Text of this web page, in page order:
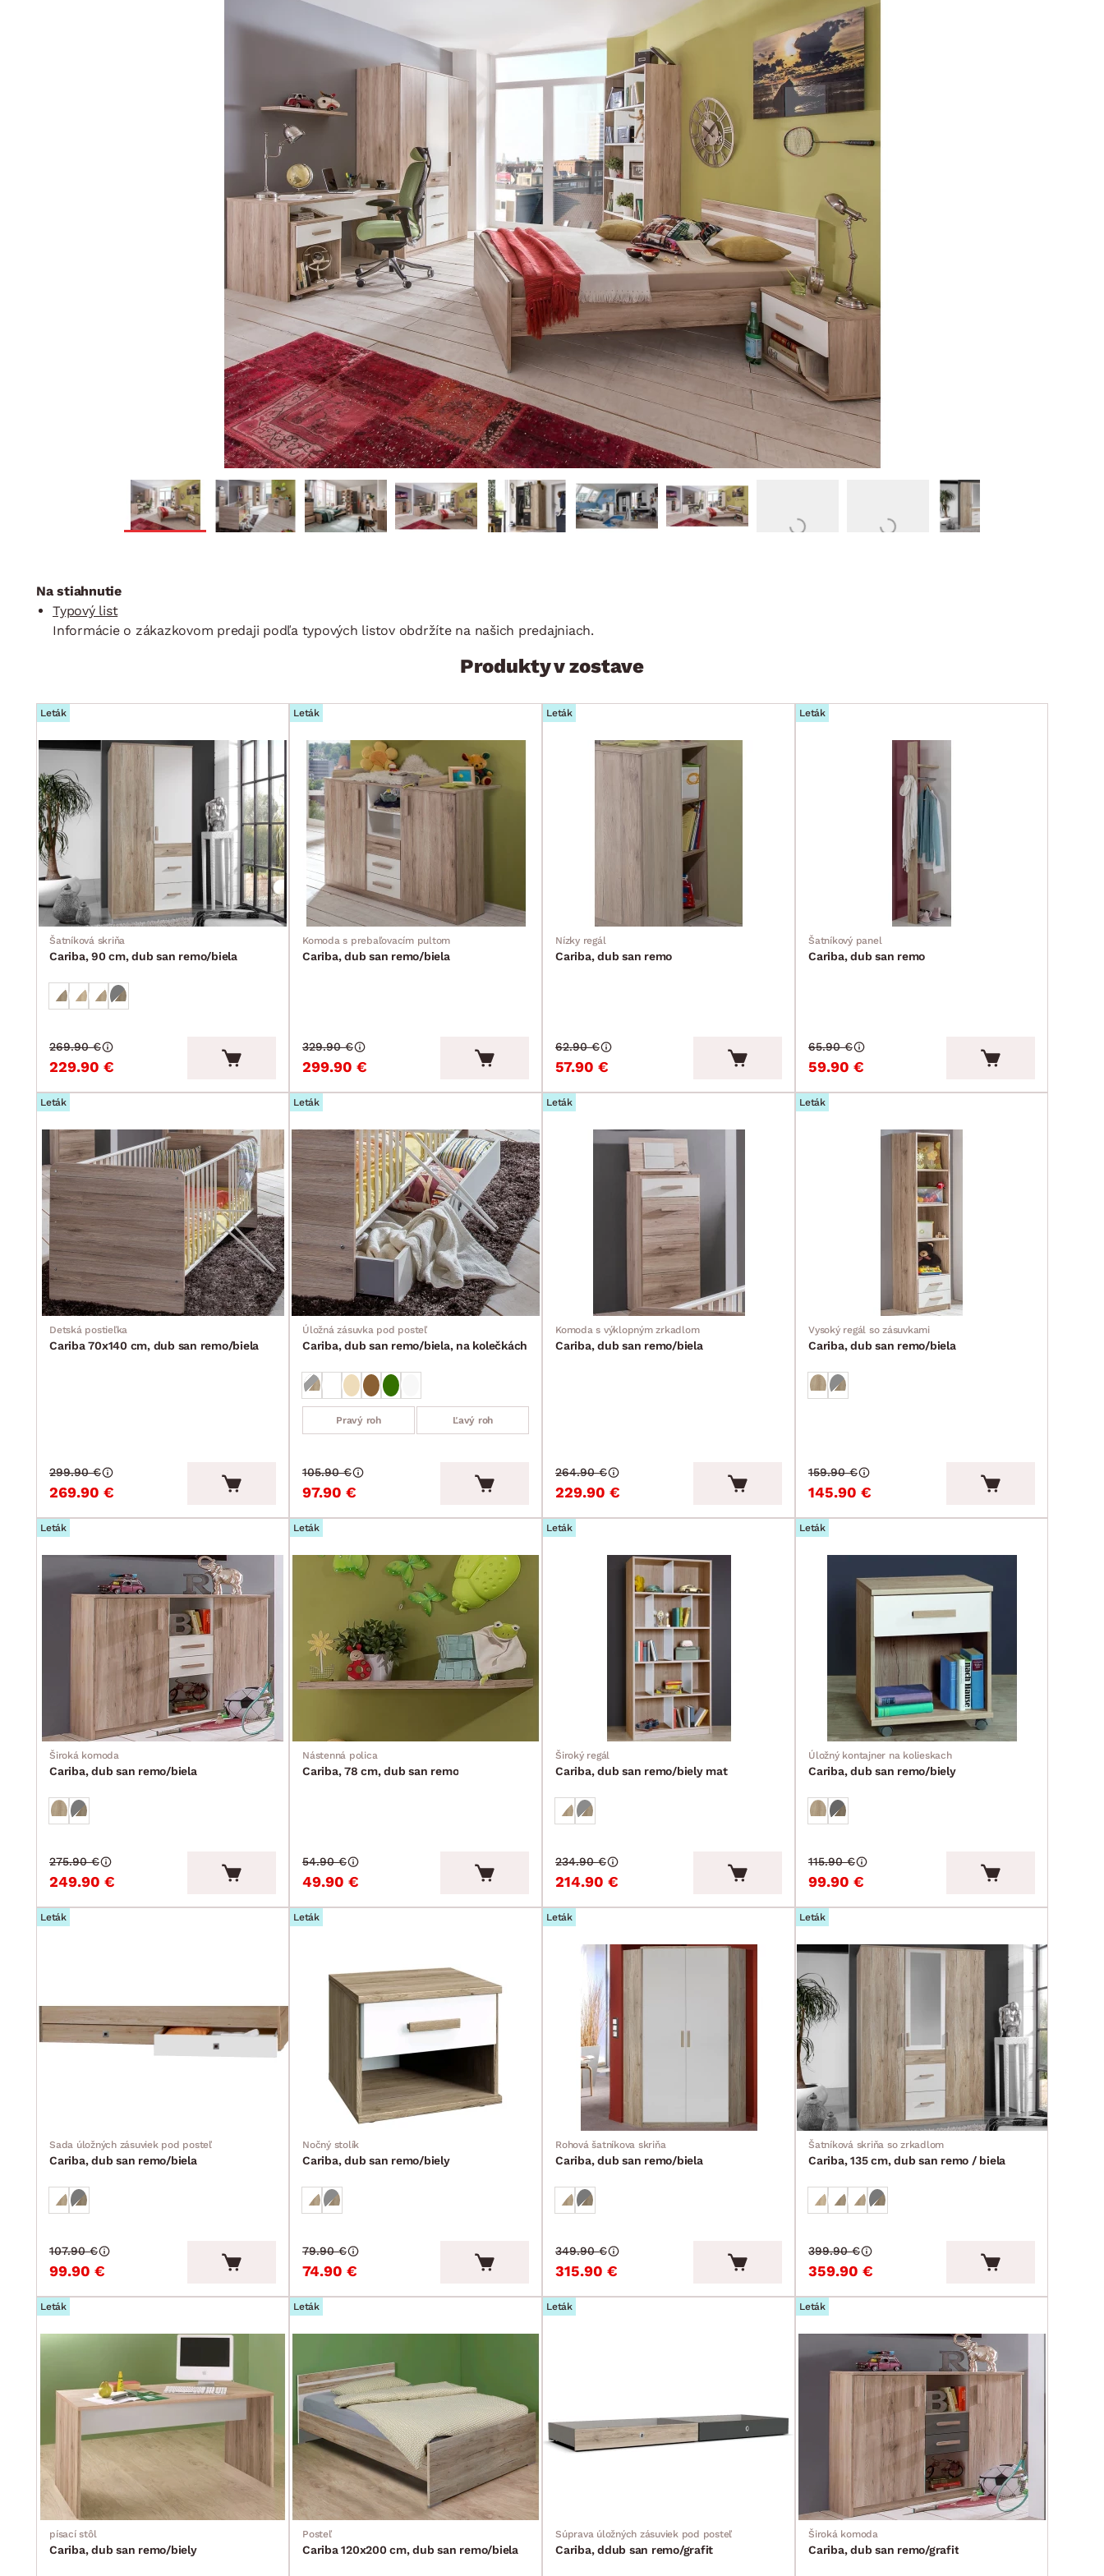
STOLOVANIE A VARENIE
Jedálenský servis
Zobrazit vše
ZÁHRADNÉ DOPLNKY VIANOCE
Kúpeľňové zostavy
Jedálenské zostavy
Záhradné doplnky
Zahradné zostavy
Na stiahnutie
Typový list
Informácie o zákazkovom predaji podľa typových listov obdržíte na našich predajniach.
Produkty v zostave
Leták
Šatníková skriňa
Cariba, 90 cm, dub san remo/biela
229.90 €
269.90 €
Leták
Komoda s prebaľovacím pultom
Cariba, dub san remo/biela
299.90 €
329.90 €
Leták
Nízky regál
Cariba, dub san remo
57.90 €
62.90 €
Leták
Šatníkový panel
Cariba, dub san remo
59.90 €
65.90 €
Leták
Detská postieľka
Cariba 70x140 cm, dub san remo/biela
269.90 €
299.90 €
Leták
Úložná zásuvka pod posteľ
Cariba, dub san remo/biela, na kolečkách
Pravý roh Ľavý roh
97.90 €
105.90 €
Leták
Komoda s výklopným zrkadlom
Cariba, dub san remo/biela
229.90 €
264.90 €
Leták
Vysoký regál so zásuvkami
Cariba, dub san remo/biela
145.90 €
159.90 €
Leták
Široká komoda
Cariba, dub san remo/biela
249.90 €
275.90 €
Leták
Nástenná polica
Cariba, 78 cm, dub san remo
49.90 €
54.90 €
Leták
Široký regál
Cariba, dub san remo/biely mat
214.90 €
234.90 €
Leták
Úložný kontajner na kolieskach
Cariba, dub san remo/biely
99.90 €
115.90 €
Leták
Sada úložných zásuviek pod posteľ
Cariba, dub san remo/biela
99.90 €
107.90 €
Leták
Nočný stolík
Cariba, dub san remo/biely
74.90 €
79.90 €
Leták
Rohová šatníkova skriňa
Cariba, dub san remo/biela
315.90 €
349.90 €
Leták
Šatníková skriňa so zrkadlom
Cariba, 135 cm, dub san remo / biela
359.90 €
399.90 €
Leták
písací stôl
Cariba, dub san remo/biely
Leták
Posteľ
Cariba 120x200 cm, dub san remo/biela
Leták
Súprava úložných zásuviek pod posteľ
Cariba, ddub san remo/grafit
Leták
Široká komoda
Cariba, dub san remo/grafit